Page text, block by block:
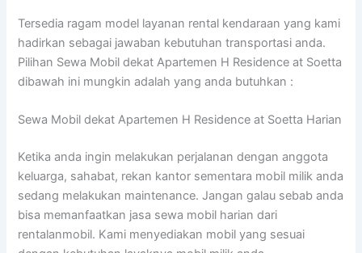
Tersedia ragam model layanan rental kendaraan yang kami
hadirkan sebagai jawaban kebutuhan transportasi anda.
Pilihan Sewa Mobil dekat Apartemen H Residence at Soetta
dibawah ini mungkin adalah yang anda butuhkan :
Sewa Mobil dekat Apartemen H Residence at Soetta Harian
Ketika anda ingin melakukan perjalanan dengan anggota
keluarga, sahabat, rekan kantor sementara mobil milik anda
sedang melakukan maintenance. Jangan galau sebab anda
bisa memanfaatkan jasa sewa mobil harian dari
rentalanmobil. Kami menyediakan mobil yang sesuai